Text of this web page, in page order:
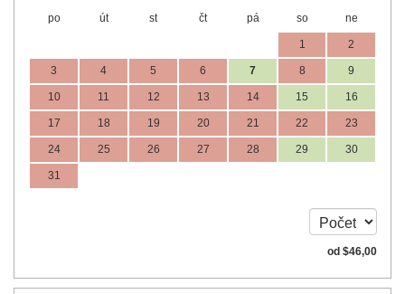
po út st čt pá so ne
1 2
3 4 5 6 7 8 9
10 11 12 13 14 15 16
17 18 19 20 21 22 23
24 25 26 27 28 29 30
31
od $46,00